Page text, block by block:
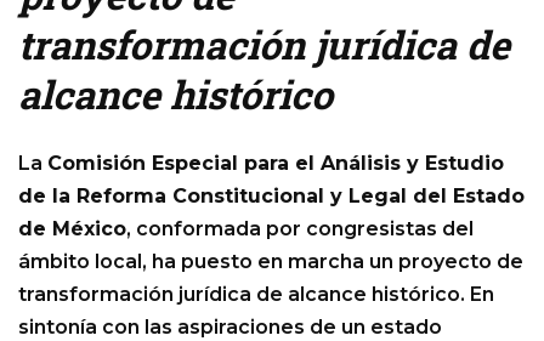
transformación jurídica de
alcance histórico
La Comisión Especial para el Análisis y Estudio
de la Reforma Constitucional y Legal del Estado
de México, conformada por congresistas del
ámbito local, ha puesto en marcha un proyecto de
transformación jurídica de alcance histórico. En
sintonía con las aspiraciones de un estado